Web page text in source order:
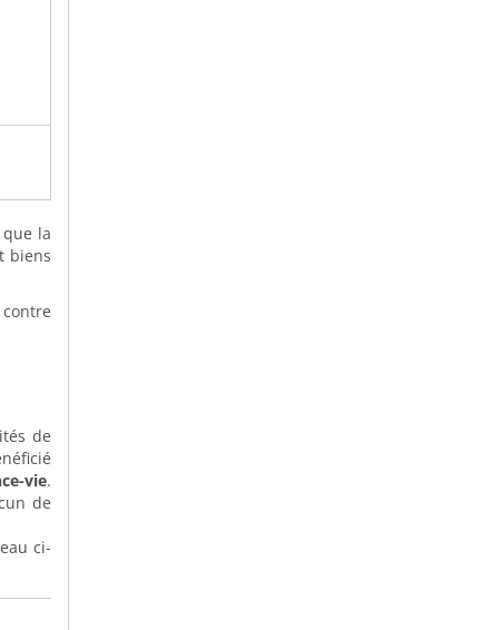
la
biens
de
vie.
de
ci-